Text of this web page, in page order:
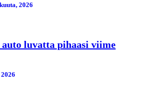
2026
luvatta pihaasi viime